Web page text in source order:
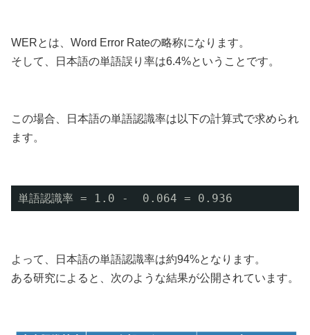
WERとは、Word Error Rateの略称になります。
そして、日本語の単語誤り率は6.4%ということです。
この場合、日本語の単語認識率は以下の計算式で求められ
ます。
単語認識率 = 1.0 -  0.064 = 0.936
よって、日本語の単語認識率は約94%となります。
ある研究によると、次のような結果が公開されています。